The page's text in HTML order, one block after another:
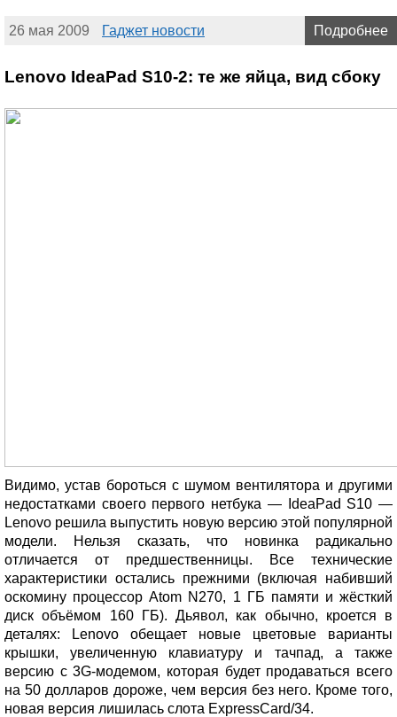
26 мая 2009 Гаджет новости Подробнее
Lenovo IdeaPad S10-2: те же яйца, вид сбоку
Видимо, устав бороться с шумом вентилятора и другими
недостатками своего первого нетбука — IdeaPad S10 —
Lenovo решила выпустить новую версию этой популярной
модели. Нельзя сказать, что новинка радикально
отличается от предшественницы. Все технические
характеристики остались прежними (включая набивший
оскомину процессор Atom N270, 1 ГБ памяти и жёсткий
диск объёмом 160 ГБ). Дьявол, как обычно, кроется в
деталях: Lenovo обещает новые цветовые варианты
крышки, увеличенную клавиатуру и тачпад, а также
версию с 3G-модемом, которая будет продаваться всего
на 50 долларов дороже, чем версия без него. Кроме того,
новая версия лишилась слота ExpressCard/34.